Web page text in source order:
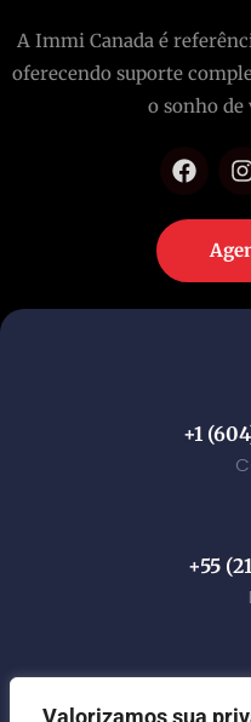
Valorizamos sua
A Immi Canada é
oferecendo suporte
o sonho de
+1
+55